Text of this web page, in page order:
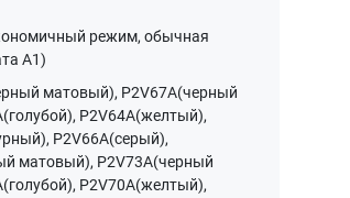
режим, обычная
A1)
матовый), P2V67A(черный
P2V64A(желтый),
P2V66A(серый),
матовый), P2V73A(черный
P2V70A(желтый),